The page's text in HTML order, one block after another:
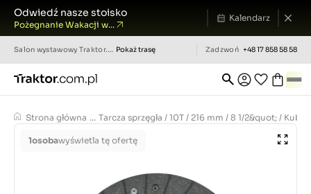
Odwiedź nasze stoisko
Pożegnanie Wakacji w...
Kalendarz
Salon wystawowy Traktor.com.pl Pokaż trasę Zadzwoń +48 17 858 58 58
Strona główna ... Tarcza sprzęgła / 10T / 216 mm / 8 1/2&quot; /
1osobawyświetla tę ofertę